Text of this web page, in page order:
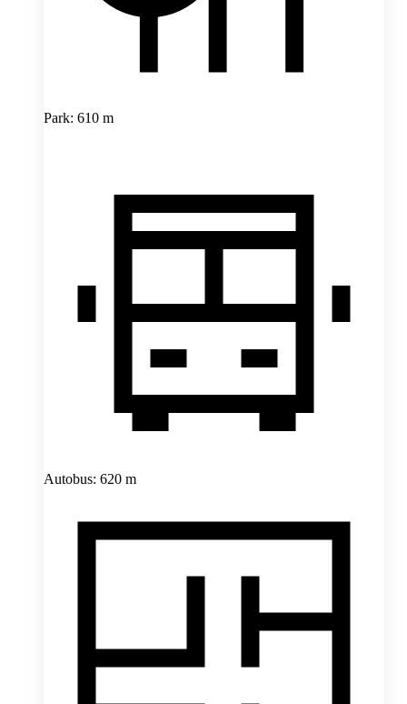
Park: 610 m
Autobus: 620 m